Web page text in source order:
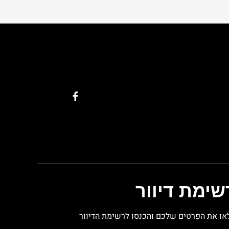
דיוור
את הפרטים שלכם והכנסו לרשימת הדיוור